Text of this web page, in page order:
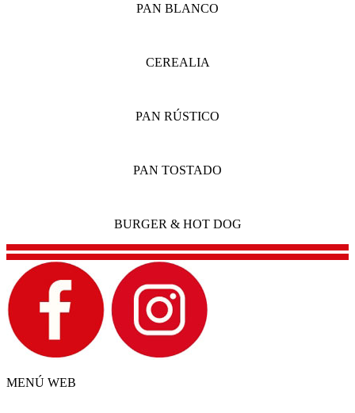
PAN BLANCO
CEREALIA
PAN RÚSTICO
PAN TOSTADO
BURGER & HOT DOG
MENÚ WEB